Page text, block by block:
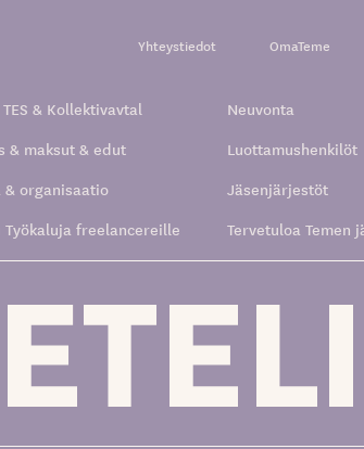
Yhteystiedot OmaTeme
& Kollektivavtal
Neuvonta
& maksut & edut
Luottamushenkilöt
& organisaatio
Jäsenjärjestöt
Työkaluja freelancereille
Tervetuloa Temen